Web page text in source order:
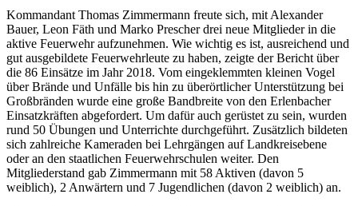
Kommandant Thomas Zimmermann freute sich, mit Alexander
Bauer, Leon Fäth und Marko Prescher drei neue Mitglieder in die
aktive Feuerwehr aufzunehmen. Wie wichtig es ist, ausreichend und
gut ausgebildete Feuerwehrleute zu haben, zeigte der Bericht über
die 86 Einsätze im Jahr 2018. Vom eingeklemmten kleinen Vogel
über Brände und Unfälle bis hin zu überörtlicher Unterstützung bei
Großbränden wurde eine große Bandbreite von den Erlenbacher
Einsatzkräften abgefordert. Um dafür auch gerüstet zu sein, wurden
rund 50 Übungen und Unterrichte durchgeführt. Zusätzlich bildeten
sich zahlreiche Kameraden bei Lehrgängen auf Landkreisebene
oder an den staatlichen Feuerwehrschulen weiter. Den
Mitgliederstand gab Zimmermann mit 58 Aktiven (davon 5
weiblich), 2 Anwärtern und 7 Jugendlichen (davon 2 weiblich) an.